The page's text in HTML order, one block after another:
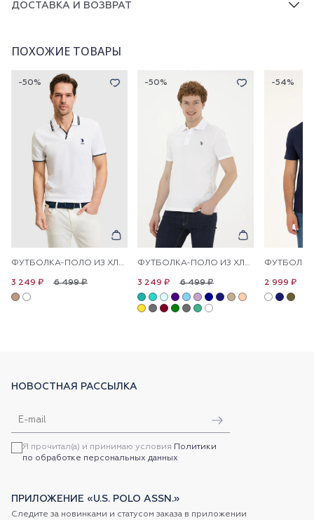
ДОСТАВКА И ВОЗВРАТ
ПОХОЖИЕ ТОВАРЫ
-50%
ФУТБОЛКА-ПОЛО ИЗ ХЛОПКА С КОНТРАСТНОЙ ОКАНТОВКОЙ
6 499 ₽
3 249 ₽
-50%
ФУТБОЛКА-ПОЛО ИЗ ХЛОПКА
6 499 ₽
3 249 ₽
-54%
2 999 ₽
НОВОСТНАЯ РАССЫЛКА
Я прочитал(а) и принимаю условия Политики
по обработке персональных данных
ПРИЛОЖЕНИЕ «U.S. POLO ASSN.»
Следите за новинками и статусом заказа в приложении